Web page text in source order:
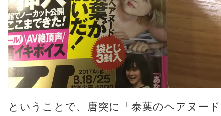
ということで、唐突に「泰葉のヘアヌード